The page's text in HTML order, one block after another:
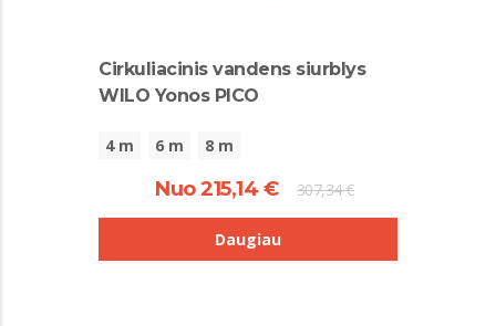
Cirkuliacinis vandens siurblys
WILO Yonos PICO
4 m 6 m 8 m
Nuo 215,14 € 307,34 €
Daugiau